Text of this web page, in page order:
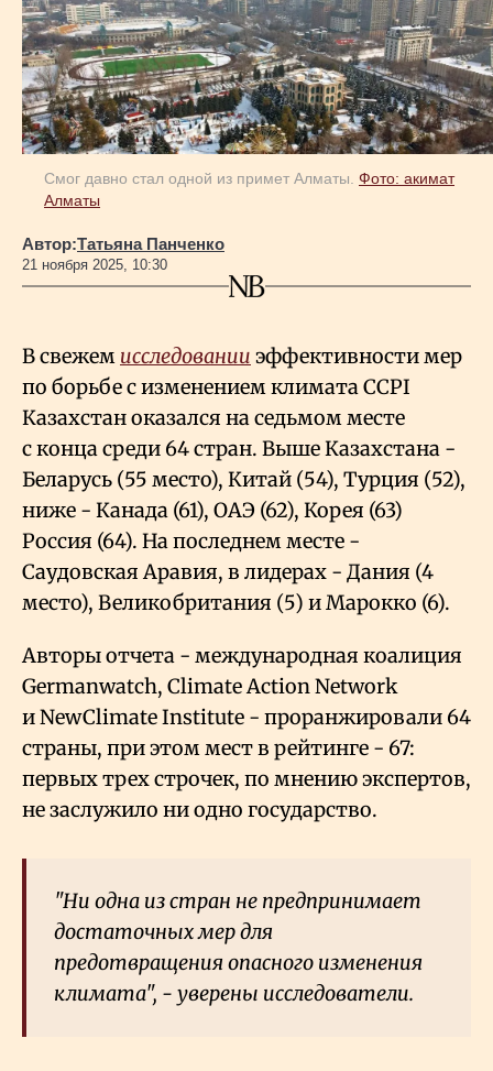
Власть
Геополитика
Исследования
Life & Arts
О нас
Все новости
Смог давно стал одной из примет Алматы. Фото: акимат
Алматы
Автор:Татьяна Панченко
21 ноября 2025, 10:30
В свежем исследовании эффективности мер
по борьбе с изменением климата CCPI
Казахстан оказался на седьмом месте
с конца среди 64 стран. Выше Казахстана -
Беларусь (55 место), Китай (54), Турция (52),
ниже - Канада (61), ОАЭ (62), Корея (63)
Россия (64). На последнем месте -
Саудовская Аравия, в лидерах - Дания (4
место), Великобритания (5) и Марокко (6).
Авторы отчета - международная коалиция
Germanwatch, Climate Action Network
и NewClimate Institute - проранжировали 64
страны, при этом мест в рейтинге - 67:
первых трех строчек, по мнению экспертов,
не заслужило ни одно государство.
"Ни одна из стран не предпринимает
достаточных мер для
предотвращения опасного изменения
климата", - уверены исследователи.